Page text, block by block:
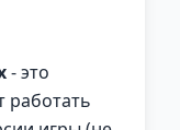
- это
работать